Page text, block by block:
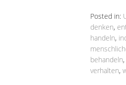
Posted in:
denken,
handeln,
behandeln,
verhalten,